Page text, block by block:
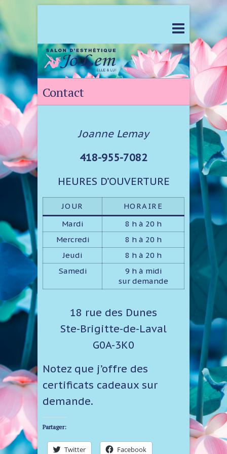
Contact
Joanne Lemay
418-955-7082
HEURES D’OUVERTURE
JOUR
HORAIRE
Mardi
8 h à 20 h
Mercredi
8 h à 20 h
Jeudi
8 h à 20 h
Samedi
9 h à midi
sur demande
18 rue des Dunes
Ste-Brigitte-de-Laval
G0A-3K0
Notez que j’offre des
certificats cadeaux­ sur
demande.
Partager:
Twitter Facebook